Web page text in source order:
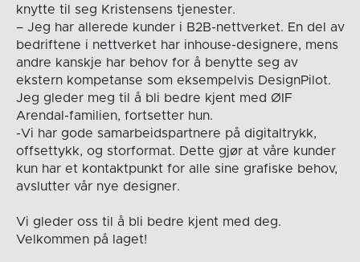
knytte til seg Kristensens tjenester.
– Jeg har allerede kunder i B2B-nettverket. En del av
bedriftene i nettverket har inhouse-designere, mens
andre kanskje har behov for å benytte seg av
ekstern kompetanse som eksempelvis DesignPilot.
Jeg gleder meg til å bli bedre kjent med ØIF
Arendal-familien, fortsetter hun.
-Vi har gode samarbeidspartnere på digitaltrykk,
offsettykk, og storformat. Dette gjør at våre kunder
kun har et kontaktpunkt for alle sine grafiske behov,
avslutter vår nye designer.
Vi gleder oss til å bli bedre kjent med deg.
Velkommen på laget!